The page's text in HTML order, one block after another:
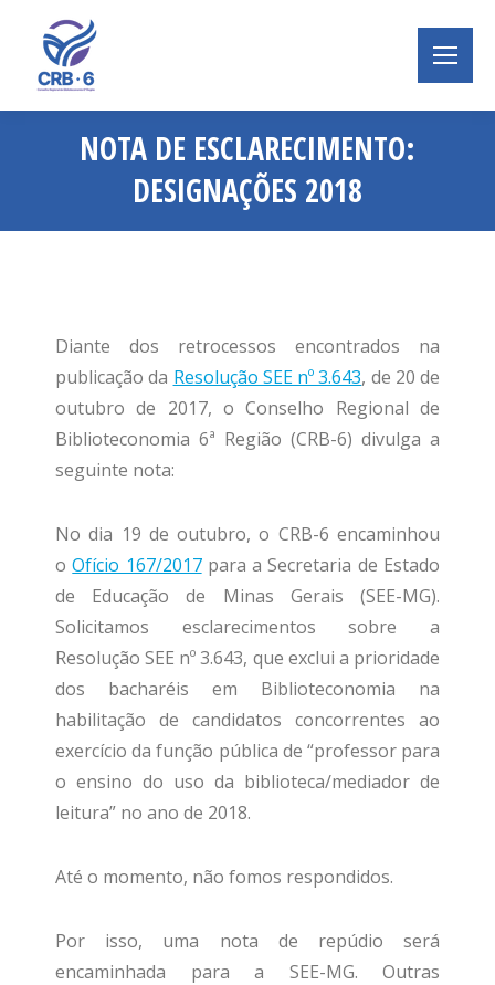
NOTA DE ESCLARECIMENTO:
DESIGNAÇÕES 2018
Você está aqui:
Diante dos retrocessos encontrados na
publicação da Resolução SEE nº 3.643, de 20 de
outubro de 2017, o Conselho Regional de
Biblioteconomia 6ª Região (CRB-6) divulga a
seguinte nota:
No dia 19 de outubro, o CRB-6 encaminhou
oOfício 167/2017para a Secretaria de Estado
de Educação de Minas Gerais (SEE-MG).
Solicitamos esclarecimentos sobre a
Resolução SEE nº 3.643, que exclui a prioridade
dos bacharéis em Biblioteconomia na
habilitação de candidatos concorrentes ao
exercício da função pública de “professor para
o ensino do uso da biblioteca/mediador de
leitura” no ano de 2018.
Até o momento, não fomos respondidos.
Por isso, uma nota de repúdio será
encaminhada para a SEE-MG. Outras